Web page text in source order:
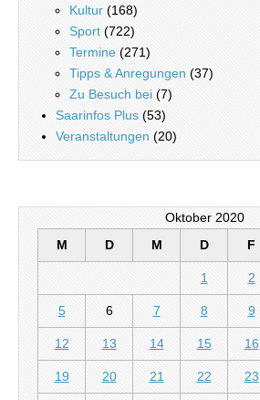
Kultur (168)
Sport (722)
Termine (271)
Tipps & Anregungen (37)
Zu Besuch bei (7)
Saarinfos Plus (53)
Veranstaltungen (20)
Oktober 2020
M
D M D F
1 2
5 6 7 8 9
12 13 14 15 16
19 20 21 22 23